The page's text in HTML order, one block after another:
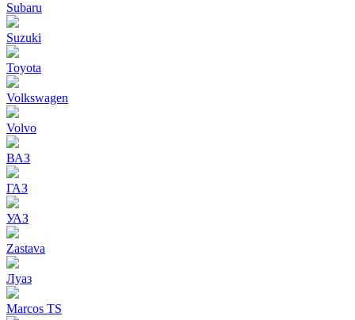
Subaru
Suzuki
Toyota
Volkswagen
Volvo
ВАЗ
ГАЗ
УАЗ
Zastava
Луаз
Marcos TS